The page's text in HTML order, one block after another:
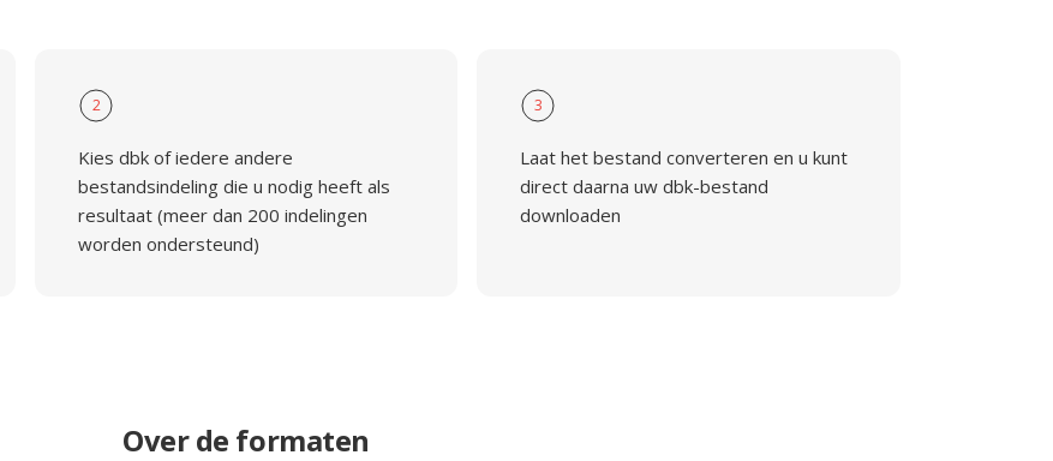
2
Kies dbk of iedere andere
bestandsindeling die u nodig heeft als
resultaat (meer dan 200 indelingen
worden ondersteund)
3
Laat het bestand converteren en u kunt
direct daarna uw dbk-bestand
downloaden
Over de formaten